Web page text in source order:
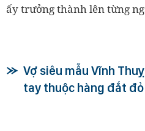
ấy trưởng thành lên từng
Vợ siêu mẫu Vĩnh
tay thuộc hàng đắt